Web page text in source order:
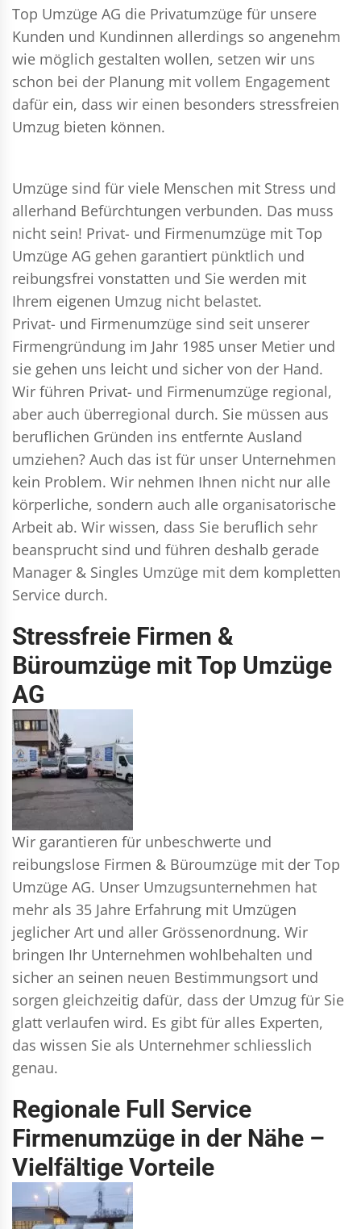
Top Umzüge AG die Privatumzüge für unsere
Kunden und Kundinnen allerdings so angenehm
wie möglich gestalten wollen, setzen wir uns
schon bei der Planung mit vollem Engagement
dafür ein, dass wir einen besonders stressfreien
Umzug bieten können.
Umzüge sind für viele Menschen mit Stress und
allerhand Befürchtungen verbunden. Das muss
nicht sein! Privat- und Firmenumzüge mit Top
Umzüge AG gehen garantiert pünktlich und
reibungsfrei vonstatten und Sie werden mit
Ihrem eigenen Umzug nicht belastet.
Privat- und Firmenumzüge sind seit unserer
Firmengründung im Jahr 1985 unser Metier und
sie gehen uns leicht und sicher von der Hand.
Wir führen Privat- und Firmenumzüge regional,
aber auch überregional durch. Sie müssen aus
beruflichen Gründen ins entfernte Ausland
umziehen? Auch das ist für unser Unternehmen
kein Problem. Wir nehmen Ihnen nicht nur alle
körperliche, sondern auch alle organisatorische
Arbeit ab. Wir wissen, dass Sie beruflich sehr
beansprucht sind und führen deshalb gerade
Manager & Singles Umzüge mit dem kompletten
Service durch.
Stressfreie Firmen &
Büroumzüge mit Top Umzüge
AG
Wir garantieren für unbeschwerte und
reibungslose Firmen & Büroumzüge mit der Top
Umzüge AG. Unser Umzugsunternehmen hat
mehr als 35 Jahre Erfahrung mit Umzügen
jeglicher Art und aller Grössenordnung. Wir
bringen Ihr Unternehmen wohlbehalten und
sicher an seinen neuen Bestimmungsort und
sorgen gleichzeitig dafür, dass der Umzug für Sie
glatt verlaufen wird. Es gibt für alles Experten,
das wissen Sie als Unternehmer schliesslich
genau.
Regionale Full Service
Firmenumzüge in der Nähe –
Vielfältige Vorteile